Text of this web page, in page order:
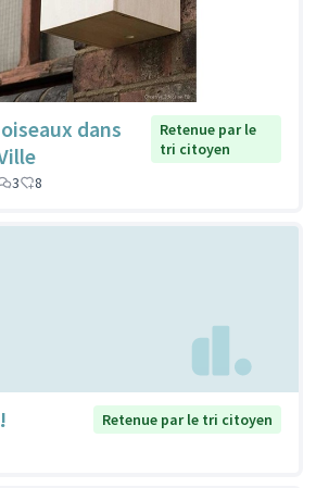
dans
Retenue par le
tri citoyen
3 8
Retenue par le tri citoyen